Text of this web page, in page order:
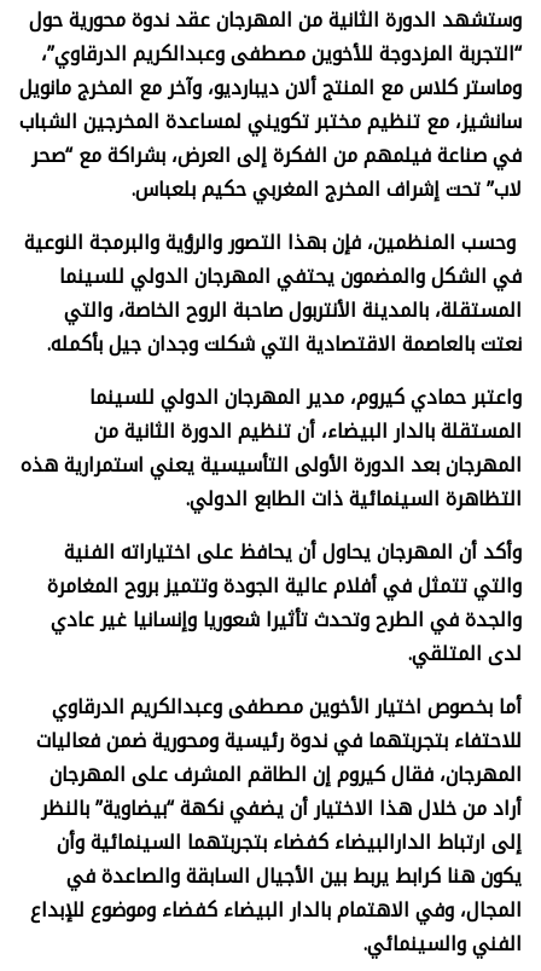
وستشهد الدورة الثانية من المهرجان عقد ندوة محورية حول
“التجربة المزدوجة للأخوين مصطفى وعبدالكريم الدرقاوي”،
وماستر كلاس مع المنتج ألان ديبارديو، وآخر مع المخرج مانويل
سانشيز، مع تنظيم مختبر تكويني لمساعدة المخرجين الشباب
في صناعة فيلمهم من الفكرة إلى العرض، بشراكة مع “صحر
لاب” تحت إشراف المخرج المغربي حكيم بلعباس.
وحسب المنظمين، فإن بهذا التصور والرؤية والبرمجة النوعية
في الشكل والمضمون يحتفي المهرجان الدولي للسينما
المستقلة، بالمدينة الأنتربول صاحبة الروح الخاصة، والتي
نعتت بالعاصمة الاقتصادية التي شكلت وجدان جيل بأكمله.
واعتبر حمادي كيروم، مدير المهرجان الدولي للسينما
المستقلة بالدار البيضاء، أن تنظيم الدورة الثانية من
المهرجان بعد الدورة الأولى التأسيسية يعني استمرارية هذه
التظاهرة السينمائية ذات الطابع الدولي.
وأكد أن المهرجان يحاول أن يحافظ على اختياراته الفنية
والتي تتمثل في أفلام عالية الجودة وتتميز بروح المغامرة
والجدة في الطرح وتحدث تأثيرا شعوريا وإنسانيا غير عادي
لدى المتلقي.
أما بخصوص اختيار الأخوين مصطفى وعبدالكريم الدرقاوي
للاحتفاء بتجربتهما في ندوة رئيسية ومحورية ضمن فعاليات
المهرجان، فقال كيروم إن الطاقم المشرف على المهرجان
أراد من خلال هذا الاختيار أن يضفي نكهة “بيضاوية” بالنظر
إلى ارتباط الدارالبيضاء كفضاء بتجربتهما السينمائية وأن
يكون هنا كرابط يربط بين الأجيال السابقة والصاعدة في
المجال، وفي الاهتمام بالدار البيضاء كفضاء وموضوع للإبداع
الفني والسينمائي.